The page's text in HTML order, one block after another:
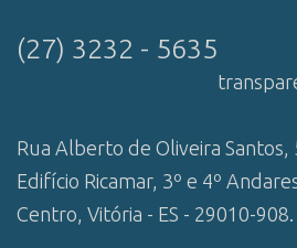
(27) 3232 - 5635
Rua Alberto de Oliveira Santos,
Edifício Ricamar, 3º e 4º
Centro, Vitória - ES - 29010-908.